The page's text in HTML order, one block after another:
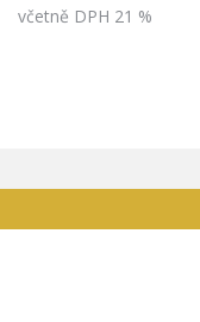
včetně DPH 21 %